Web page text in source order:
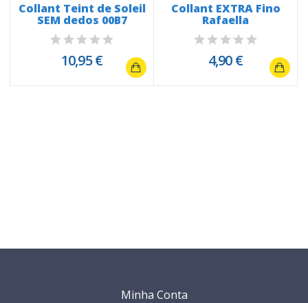
Collant Teint de Soleil
SEM dedos 00B7
10,95 €
Collant EXTRA Fino
Rafaella
4,90 €
Minha Conta